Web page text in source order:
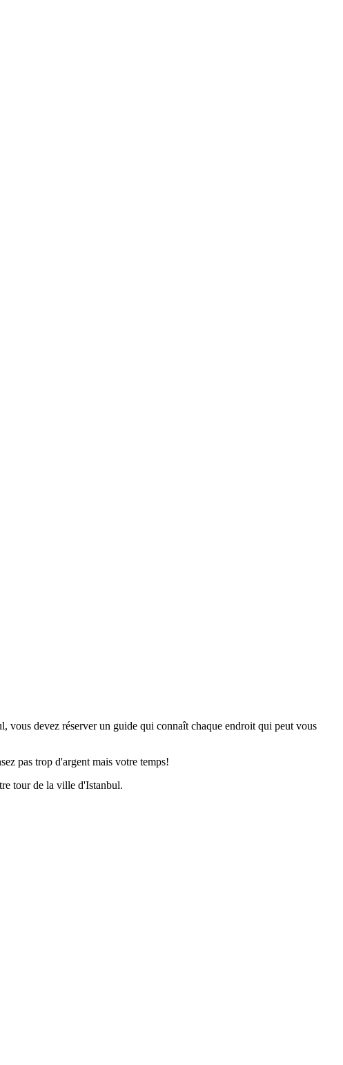
vous devez réserver un guide qui connaît chaque endroit qui peut vous
pas trop d'argent mais votre temps!
tour de la ville d'Istanbul.